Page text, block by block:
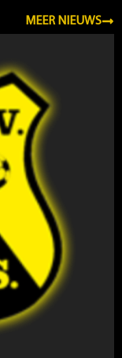
MEER NIEUWS